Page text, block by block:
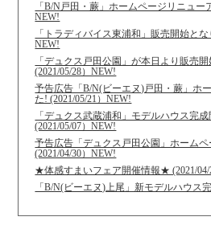
「B/N戸田・蕨」ホームページリニュー
NEW!
「トラディバイス東浦和」販売開始とな
NEW!
「デュクス戸田公園」が本日より販売
(2021/05/28）NEW!
予告広告「B/N(ビーエヌ)戸田・蕨」ホ
た! (2021/05/21）NEW!
「デュクス武蔵浦和」モデルハウス完
(2021/05/07）NEW!
予告広告「デュクス戸田公園」ホーム
(2021/04/30）NEW!
★体感すまいフェア開催情報★ (2021/04/
「B/N(ビーエヌ)上尾」新モデルハウス